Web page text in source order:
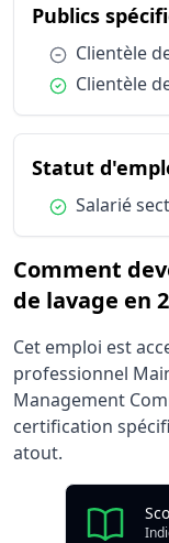
Publics
Condition :
Clientèle
Condition :
Clientèle
Statut
Condition :
Salarié
Comment
de lavage en
Cet emploi est
professionnel
Management
certification
atout.